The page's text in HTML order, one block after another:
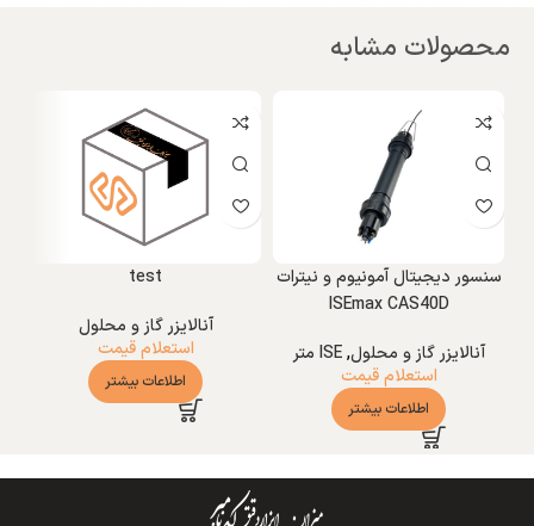
محصولات مشابه
سنسور دیجیتال آمونیوم و نیترات
ISEmax CAS40D
آنالایزر گاز و محلول,ISE متر
استعلام قیمت
اطلاعات بیشتر
test
آنالایزر گاز و محلول
استعلام قیمت
اطلاعات بیشتر